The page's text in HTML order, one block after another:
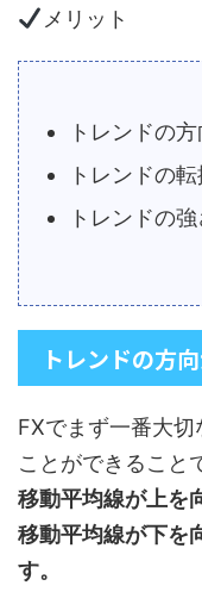
メリット
トレンドの
トレンドの
トレンドの強
トレンドの方
FXでまず一番大
ことができること
移動平均線が上を
移動平均線が下を
す。